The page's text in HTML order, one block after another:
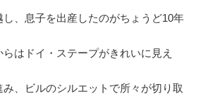
、息子を出産したのがちょうど10年
はドイ・ステープがきれいに見え
み、ビルのシルエットで所々が切り取